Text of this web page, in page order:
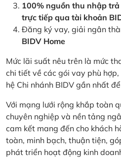
100% nguồn thu nhập
trực tiếp qua tài khoản
Đăng ký vay, giải ngân
BIDV Home
Mức lãi suất nêu trên là mức
chi tiết về các gói vay phù
hệ Chi nhánh BIDV gần nhất
Với mạng lưới rộng khắp toàn
chuyên nghiệp và nền tảng
cam kết mang đến cho khách
toàn, minh bạch, thuận tiện,
phát triển hoạt động kinh